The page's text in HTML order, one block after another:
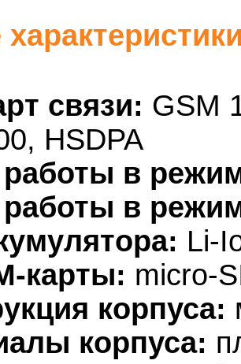
связи: GSM
HSDPA
в
в
Li-
карты: micro-
корпуса:
корпуса: